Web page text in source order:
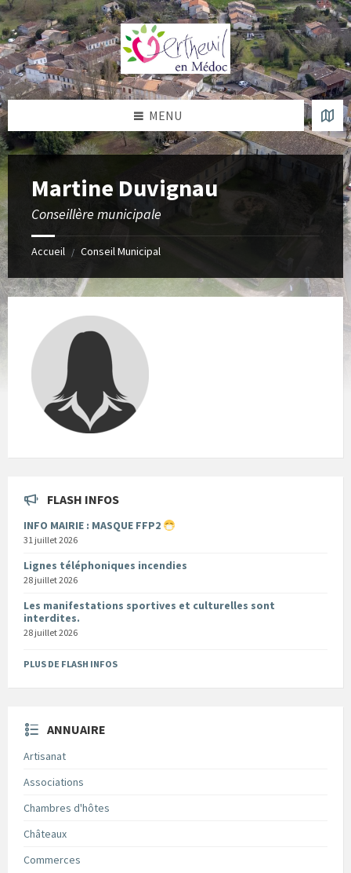
Skip
to
content
Skip
to
left
sidebar
Skip
to
footer
MENU
Martine Duvignau
Conseillère municipale
Accueil / Conseil Municipal
FLASH INFOS
INFO MAIRIE : MASQUE FFP2
31 juillet 2026
Lignes téléphoniques incendies
28 juillet 2026
Les manifestations sportives et culturelles sont
interdites.
28 juillet 2026
PLUS DE FLASH INFOS
ANNUAIRE
Artisanat
Associations
Chambres d'hôtes
Châteaux
Commerces